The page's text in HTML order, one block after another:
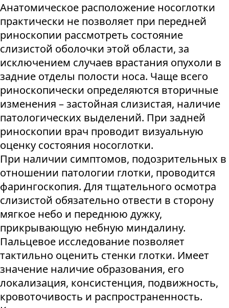
Анатомическое расположение носоглотки
практически не позволяет при передней
риноскопии рассмотреть состояние
слизистой оболочки этой области, за
исключением случаев врастания опухоли в
задние отделы полости носа. Чаще всего
риноскопически определяются вторичные
изменения – застойная слизистая, наличие
патологических выделений. При задней
риноскопии врач проводит визуальную
оценку состояния носоглотки.
При наличии симптомов, подозрительных в
отношении патологии глотки, проводится
фарингоскопия. Для тщательного осмотра
слизистой обязательно отвести в сторону
мягкое небо и переднюю дужку,
прикрывающую небную миндалину.
Пальцевое исследование позволяет
тактильно оценить стенки глотки. Имеет
значение наличие образования, его
локализация, консистенция, подвижность,
кровоточивость и распространенность.